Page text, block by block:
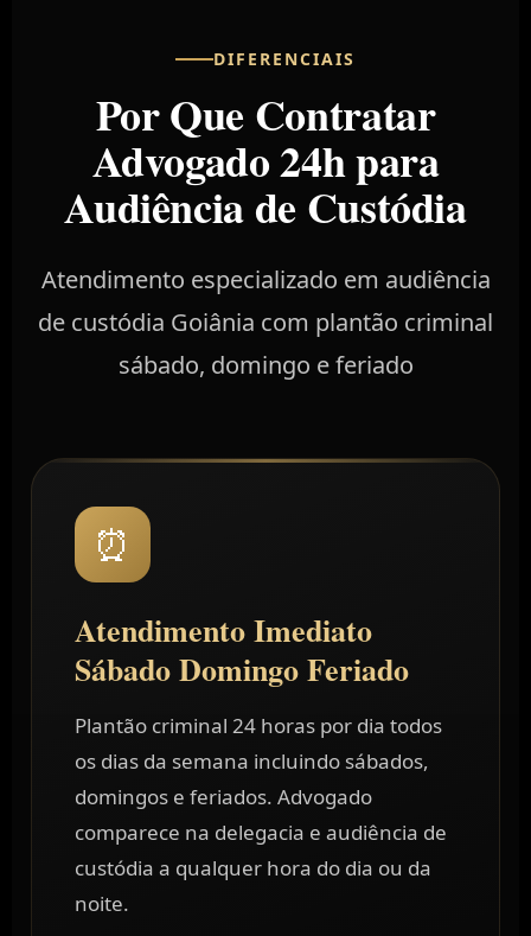
DIFERENCIAIS
Por Que Contratar
Advogado 24h para
Audiência de Custódia
Atendimento especializado em audiência
de custódia Goiânia com plantão criminal
sábado, domingo e feriado
⏰
Atendimento Imediato
Sábado Domingo Feriado
Plantão criminal 24 horas por dia todos
os dias da semana incluindo sábados,
domingos e feriados. Advogado
comparece na delegacia e audiência de
custódia a qualquer hora do dia ou da
noite.